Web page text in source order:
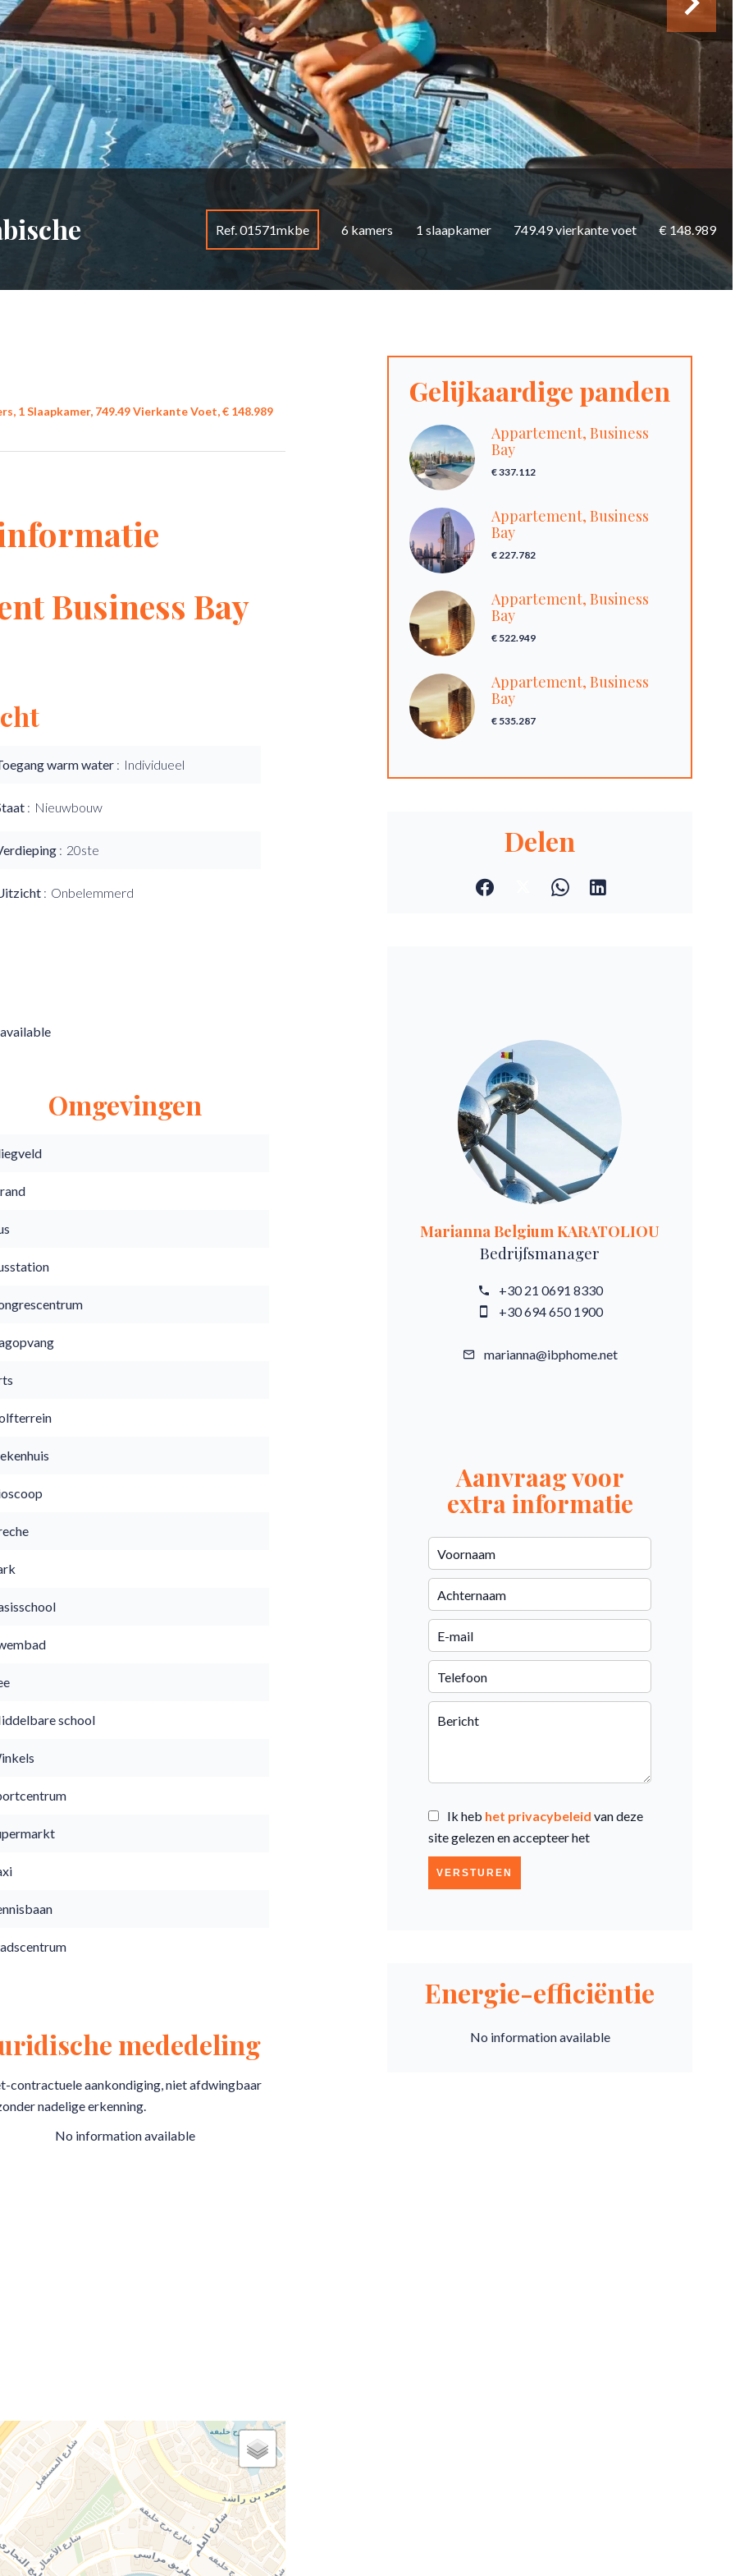
Ref. 01571mkbe 6 kamers 1 slaapkamer 749.49 vierkante voet € 148.989
1 Slaapkamer, 749.49 Vierkante Voet, € 148.989
Business Bay
warm water Individueel
Nieuwbouw
20ste
Onbelemmerd
Omgevingen
school
mededeling
contractuele aankondiging, niet afdwingbaar
nadelige erkenning.
No information available
Gelijkaardige panden
Appartement, Business
Bay
€ 337.112
Appartement, Business
Bay
€ 227.782
Appartement, Business
Bay
€ 522.949
Appartement, Business
Bay
€ 535.287
Delen
Marianna Belgium KARATOLIOU
Bedrijfsmanager
+30 21 0691 8330
+30 694 650 1900
marianna@ibphome.net
Aanvraag voor
extra informatie
Ik heb het privacybeleid van deze
site gelezen en accepteer het
VERSTUREN
Energie-efficiëntie
No information available